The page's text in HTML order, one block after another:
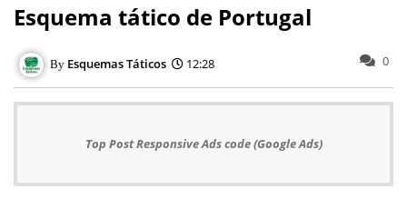
Esquema tático de Portugal
Esquemas Táticos 12:28 0
Top Post Responsive Ads code (Google Ads)